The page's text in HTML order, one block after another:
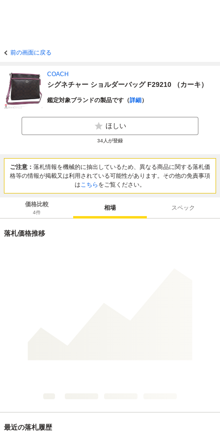
前の画面に戻る
COACH
シグネチャー ショルダーバッグ F29210 （カーキ）
鑑定対象ブランドの製品です（詳細 ）
ほしい
34人が登録
ご注意： 落札情報を機械的に抽出しているため、異なる商品に関する落札価
格等の情報が掲載又は利用されている可能性があります。その他の免責事項
はこちら をご覧ください。
価格比較
4件
相場 スペック
落札価格推移
最近の落札履歴